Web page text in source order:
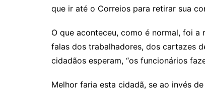
que ir até o Correios para retirar sua
O que aconteceu, como é normal, foi
falas dos trabalhadores, dos cartazes
cidadãos esperam, “os funcionários
Melhor faria esta cidadã, se ao invés